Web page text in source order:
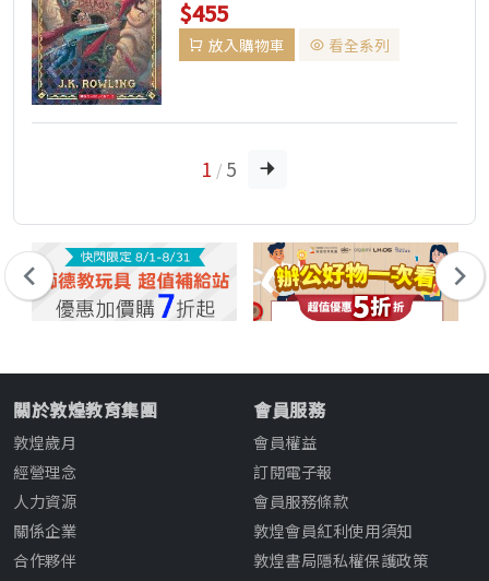
$455
放入購物車 看全系列
1 / 5
關於敦煌教育集團
敦煌歲月
經營理念
人力資源
關係企業
合作夥伴
會員服務
會員權益
訂閱電子報
會員服務條款
敦煌會員紅利使用須知
敦煌書局隱私權保護政策